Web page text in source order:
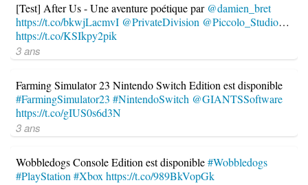
[Test] After Us - Une aventure poétique par @damien_bret
https://t.co/bkwjLacmvI @PrivateDivision @Piccolo_Studio…
https://t.co/KSIkpy2pik
3 ans
Farming Simulator 23 Nintendo Switch Edition est disponible
#FarmingSimulator23 #NintendoSwitch @GIANTSSoftware
https://t.co/gIUS0s6d3N
3 ans
Wobbledogs Console Edition est disponible#Wobbledogs
#PlayStation#Xboxhttps://t.co/989BkVopGk